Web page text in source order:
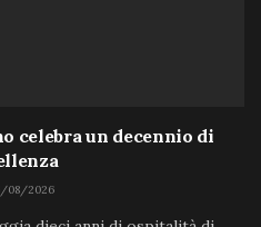
celebra un decennio di
08/2026